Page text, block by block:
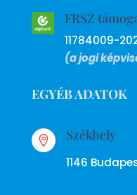
FRSZ
11784009-
(a jogi
EGYÉB ADATOK
 Székhely
1146